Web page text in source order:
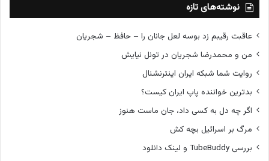
م
ن
و
ر
نوشته‌های تازه
عاقبت رقیبم زد بوسه لعل جانان را – حافظ – شجریان
من و محمدرضا شجریان در تونل نیایش
روایت شما شبکه ایران اینترنشنال
بدترین خواننده پاپ ایران کیست؟
اگر چه دل به کسی داد، جان ماست هنوز
مرگ بر اسرائیل بچه کش
بررسی TubeBuddy و لینک دانلود